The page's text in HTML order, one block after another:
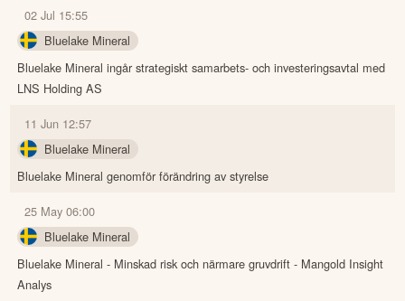
02 Jul 15:55
Bluelake Mineral
Bluelake Mineral ingår strategiskt samarbets- och investeringsavtal med
LNS Holding AS
11 Jun 12:57
Bluelake Mineral
Bluelake Mineral genomför förändring av styrelse
25 May 06:00
Bluelake Mineral
Bluelake Mineral - Minskad risk och närmare gruvdrift - Mangold Insight
Analys